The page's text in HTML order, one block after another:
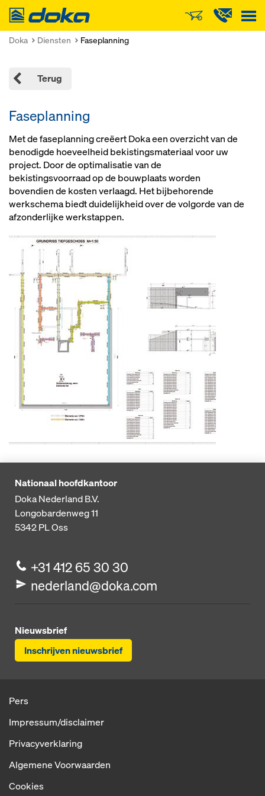
Doka
Doka Diensten Faseplanning
Terug
Faseplanning
Met de faseplanning creëert Doka een overzicht van de
benodigde hoeveelheid bekistingsmateriaal voor uw
project. Door de optimalisatie van de
bekistingsvoorraad op de bouwplaats worden
bovendien de kosten verlaagd. Het bijbehorende
werkschema biedt duidelijkheid over de volgorde van de
afzonderlijke werkstappen.
Nationaal hoofdkantoor
Doka Nederland B.V.
Longobardenweg 11
5342 PLOss
+31 412 65 30 30
nederland@doka.com
Nieuwsbrief
Inschrijven nieuwsbrief
Pers
Impressum/disclaimer
Privacyverklaring
Algemene Voorwaarden
Cookies